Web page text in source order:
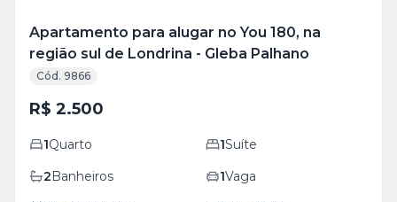
Apartamento para alugar no You 180, na
região sul de Londrina - Gleba Palhano
Cód. 9866
R$ 2.500
1Quarto 1Suíte
2Banheiros 1Vaga